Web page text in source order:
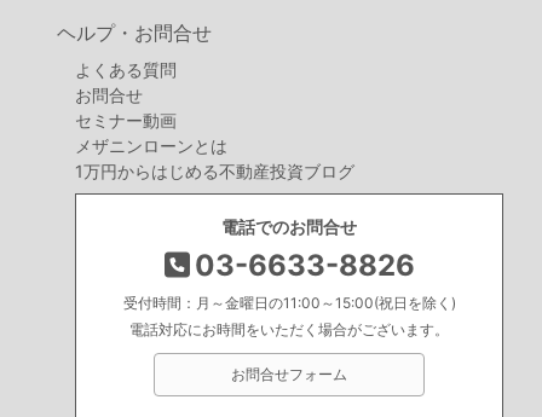
ヘルプ・お問合せ
よくある質問
お問合せ
セミナー動画
メザニンローンとは
1万円からはじめる不動産投資ブログ
電話でのお問合せ
03-6633-8826
受付時間：月～金曜日の11:00～15:00(祝日を除く)
電話対応にお時間をいただく場合がございます。
お問合せフォーム